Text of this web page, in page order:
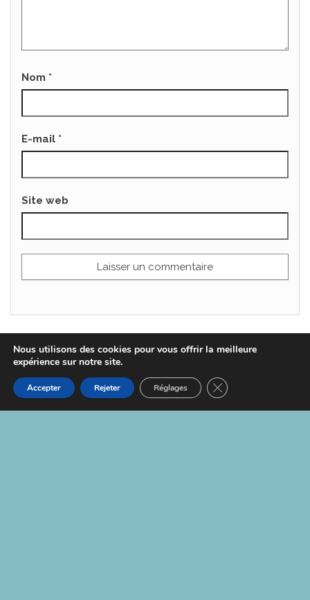
Nom *
E-mail *
Site web
Fièrement propulsé par
Blog
Nous utilisons des cookies pour vous offrir la meilleure
expérience sur notre site.
Accepter Rejeter Réglages Fermer la bannière